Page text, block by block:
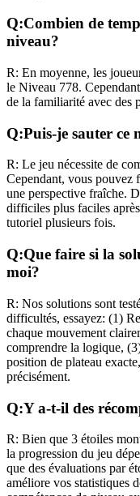
Q:Combien de
niveau?
R: En moyenne, les
le Niveau 778.
de la familiarité avec des
Q:Puis-je sauter ce
R: Le jeu nécessite de
Cependant, vous pouvez
une perspective fraîche.
difficiles plus faciles
tutoriel plusieurs fois.
Q:Que faire si la
moi?
R: Nos solutions sont
difficultés, essayez: (1)
chaque mouvement
comprendre la logique,
position de plateau
précisément.
Q:Y a-t-il des
R: Bien que 3 étoiles
la progression du jeu
que des évaluations par
améliore vos statistiques